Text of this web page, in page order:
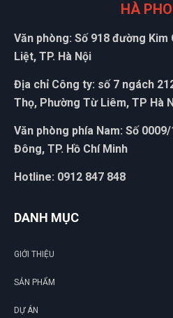
HÀ
Văn phòng: Số 918 đường
Liệt, TP. Hà Nội
Địa chỉ Công ty: số 7 ngách
Thọ, Phường Từ Liêm, TP Hà
Văn phòng phía Nam: Số
Đông, TP. Hồ Chí Minh
Hotline: 0912 847 848
DANH MỤC
GIỚI THIỆU
SẢN PHẨM
DỰ ÁN